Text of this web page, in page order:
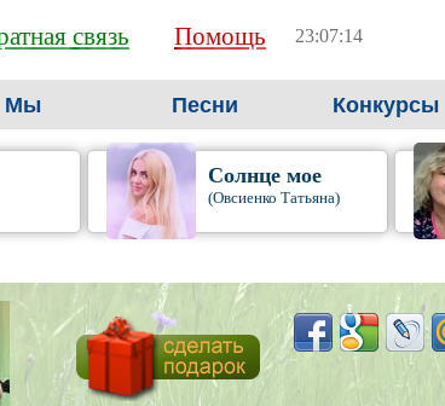
связь Помощь 23:07:15
Мы Песни Конкурсы
Солнце мое
(Овсиенко Татьяна)